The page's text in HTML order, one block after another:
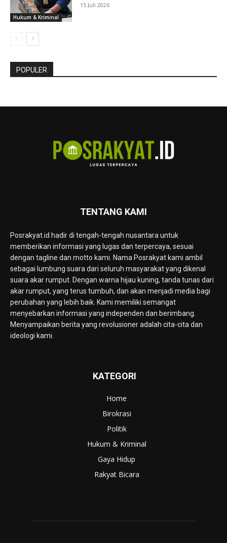
Hukum & Kriminal
15 Juli 2026
POPULER
TENTANG KAMI
Posrakyat.id hadir di tengah-tengah nusantara untuk
memberikan informasi yang lugas dan terpercaya, sesuai
dengan tagline dan motto kami. Nama Posrakyat kami ambil
sebagai lumbung suara dari seluruh masyarakat yang dikenal
suara akar rumput. Dengan warna hijau kuning, tanda tunas dari
akar rumput, yang terus tumbuh, dan akan menjadi media bagi
perubahan yang lebih baik. Kami memiliki semangat
menyebarkan informasi yang independen dan berimbang.
Menyampaikan berita yang revolusioner adalah cita-cita dan
ideologi kami.
KATEGORI
Home
Birokrasi
Politik
Hukum & Kriminal
Gaya Hidup
Rakyat Bicara